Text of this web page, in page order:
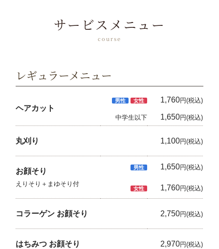
サービスメニュー
course
レギュラーメニュー
ヘアカット
男性 女性 1,760円(税込)
中学生以下 1,650円(税込)
丸刈り 1,100円(税込)
お顔そり
えりそり＋まゆそり付
男性 1,650円(税込)
女性 1,760円(税込)
コラーゲン お顔そり 2,750円(税込)
はちみつ お顔そり 2,970円(税込)